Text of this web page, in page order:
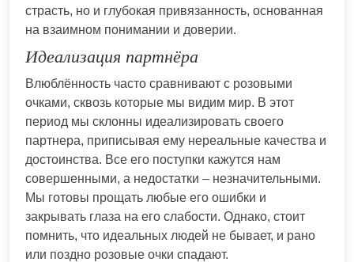
страсть, но и глубокая привязанность, основанная
на взаимном понимании и доверии.
Идеализация партнёра
Влюблённость часто сравнивают с розовыми
очками, сквозь которые мы видим мир. В этот
период мы склонны идеализировать своего
партнера, приписывая ему нереальные качества и
достоинства. Все его поступки кажутся нам
совершенными, а недостатки – незначительными.
Мы готовы прощать любые его ошибки и
закрывать глаза на его слабости. Однако, стоит
помнить, что идеальных людей не бывает, и рано
или поздно розовые очки спадают.